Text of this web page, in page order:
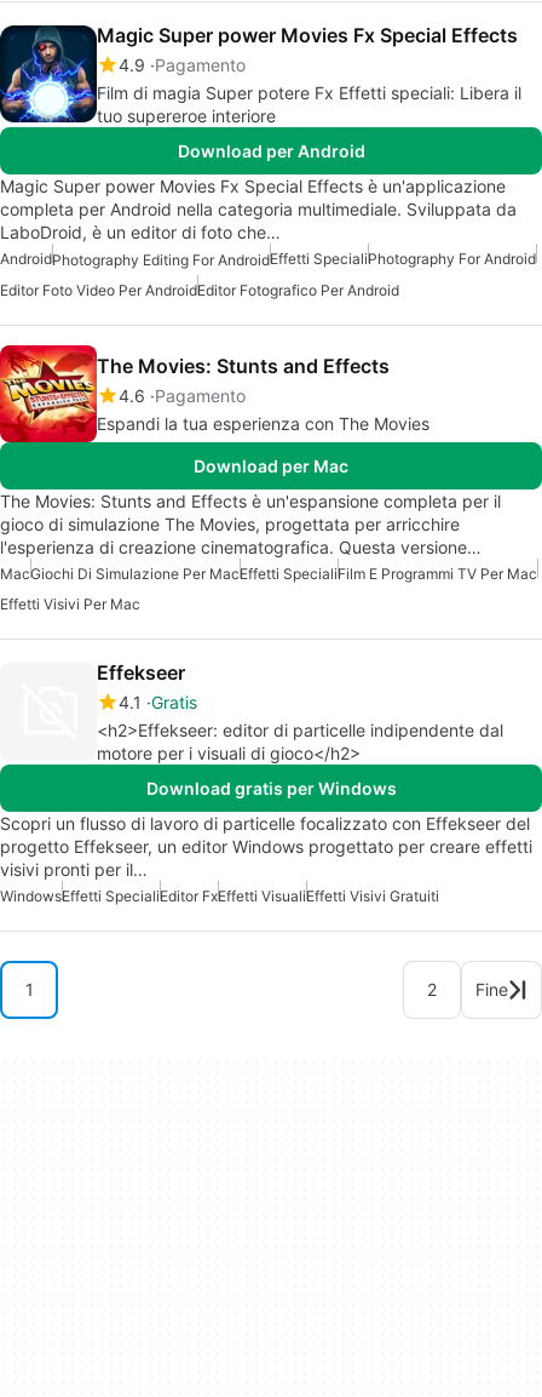
Magic Super power Movies Fx Special Effects
4.9 Pagamento
Film di magia Super potere Fx Effetti speciali: Libera il
tuo supereroe interiore
Download per Android
Magic Super power Movies Fx Special Effects è un'applicazione
completa per Android nella categoria multimediale. Sviluppata da
LaboDroid, è un editor di foto che…
AndroidPhotography Editing For AndroidEffetti SpecialiPhotography For Android
Editor Foto Video Per AndroidEditor Fotografico Per Android
The Movies: Stunts and Effects
4.6 Pagamento
Espandi la tua esperienza con The Movies
Download per Mac
The Movies: Stunts and Effects è un'espansione completa per il
gioco di simulazione The Movies, progettata per arricchire
l'esperienza di creazione cinematografica. Questa versione…
MacGiochi Di Simulazione Per MacEffetti SpecialiFilm E Programmi TV Per Mac
Effetti Visivi Per Mac
Effekseer
4.1 Gratis
<h2>Effekseer: editor di particelle indipendente dal
motore per i visuali di gioco</h2>
Download gratis per Windows
Scopri un flusso di lavoro di particelle focalizzato con Effekseer del
progetto Effekseer, un editor Windows progettato per creare effetti
visivi pronti per il…
WindowsEffetti SpecialiEditor FxEffetti VisualiEffetti Visivi Gratuiti
1 2 Fine